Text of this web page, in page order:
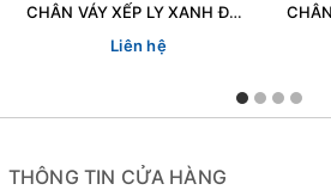
CHÂN VÁY XẾP LY XANH ĐEN CH 103267
Liên hệ
THÔNG TIN CỬA HÀNG